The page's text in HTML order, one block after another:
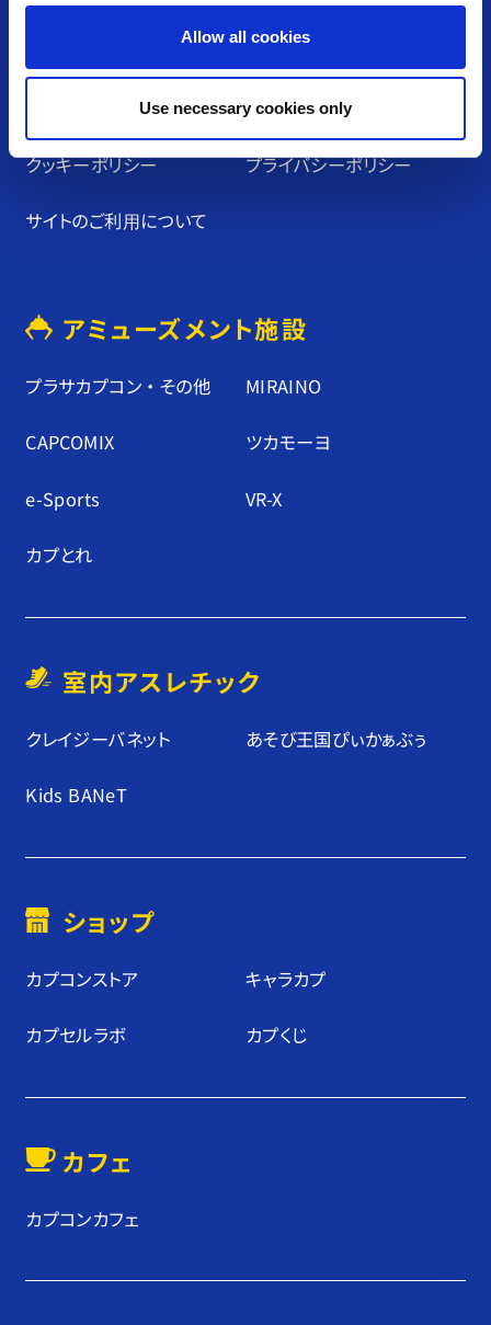
Allow all cookies
Use necessary cookies only
採⽤情報
カプコンアーケード お問い合わせ
クッキーポリシー プライバシーポリシー
サイトのご利⽤について
アミューズメント施設
プラサカプコン ・ その他 MIRAINO
CAPCOMIX ツカモーヨ
e-Sports VR-X
カプとれ
室内アスレチック
クレイジーバネット あそび王国ぴぃかぁぶぅ
Kids BANeT
ショップ
カプコンストア キャラカプ
カプセルラボ カプくじ
カフェ
カプコンカフェ